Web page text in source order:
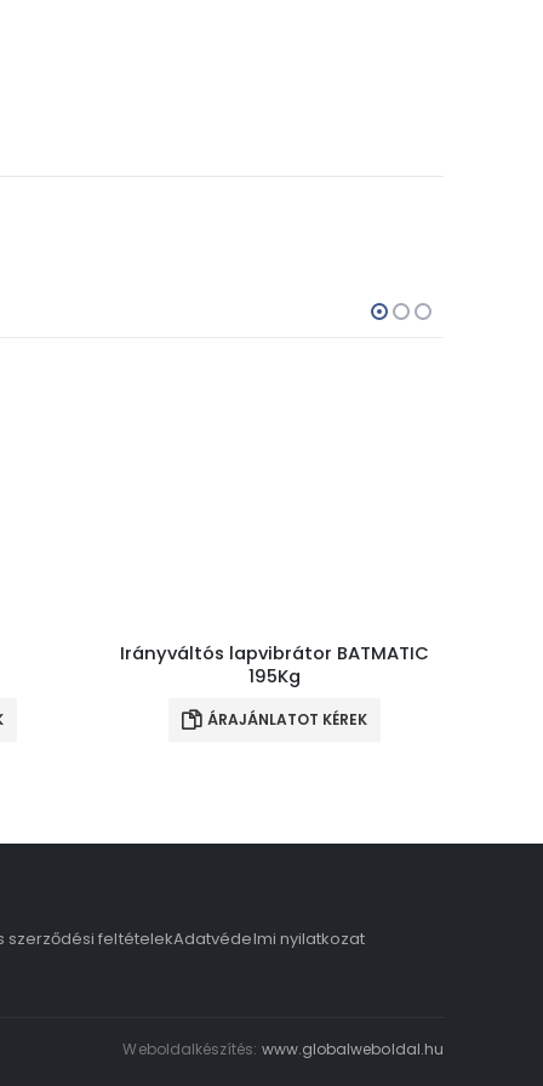
Irányváltós lapvibrátor BATMATIC
195Kg
ÁRAJÁNLATOT KÉREK
szerződési feltételekAdatvédelmi nyilatkozat
Weboldalkészítés: www.globalweboldal.hu